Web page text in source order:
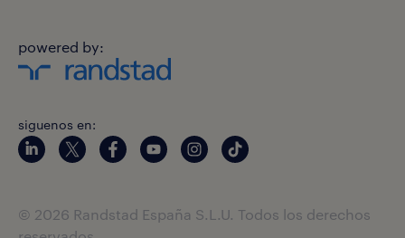
powered by:
siguenos en:
© 2026 Randstad España S.L.U. Todos los derechos